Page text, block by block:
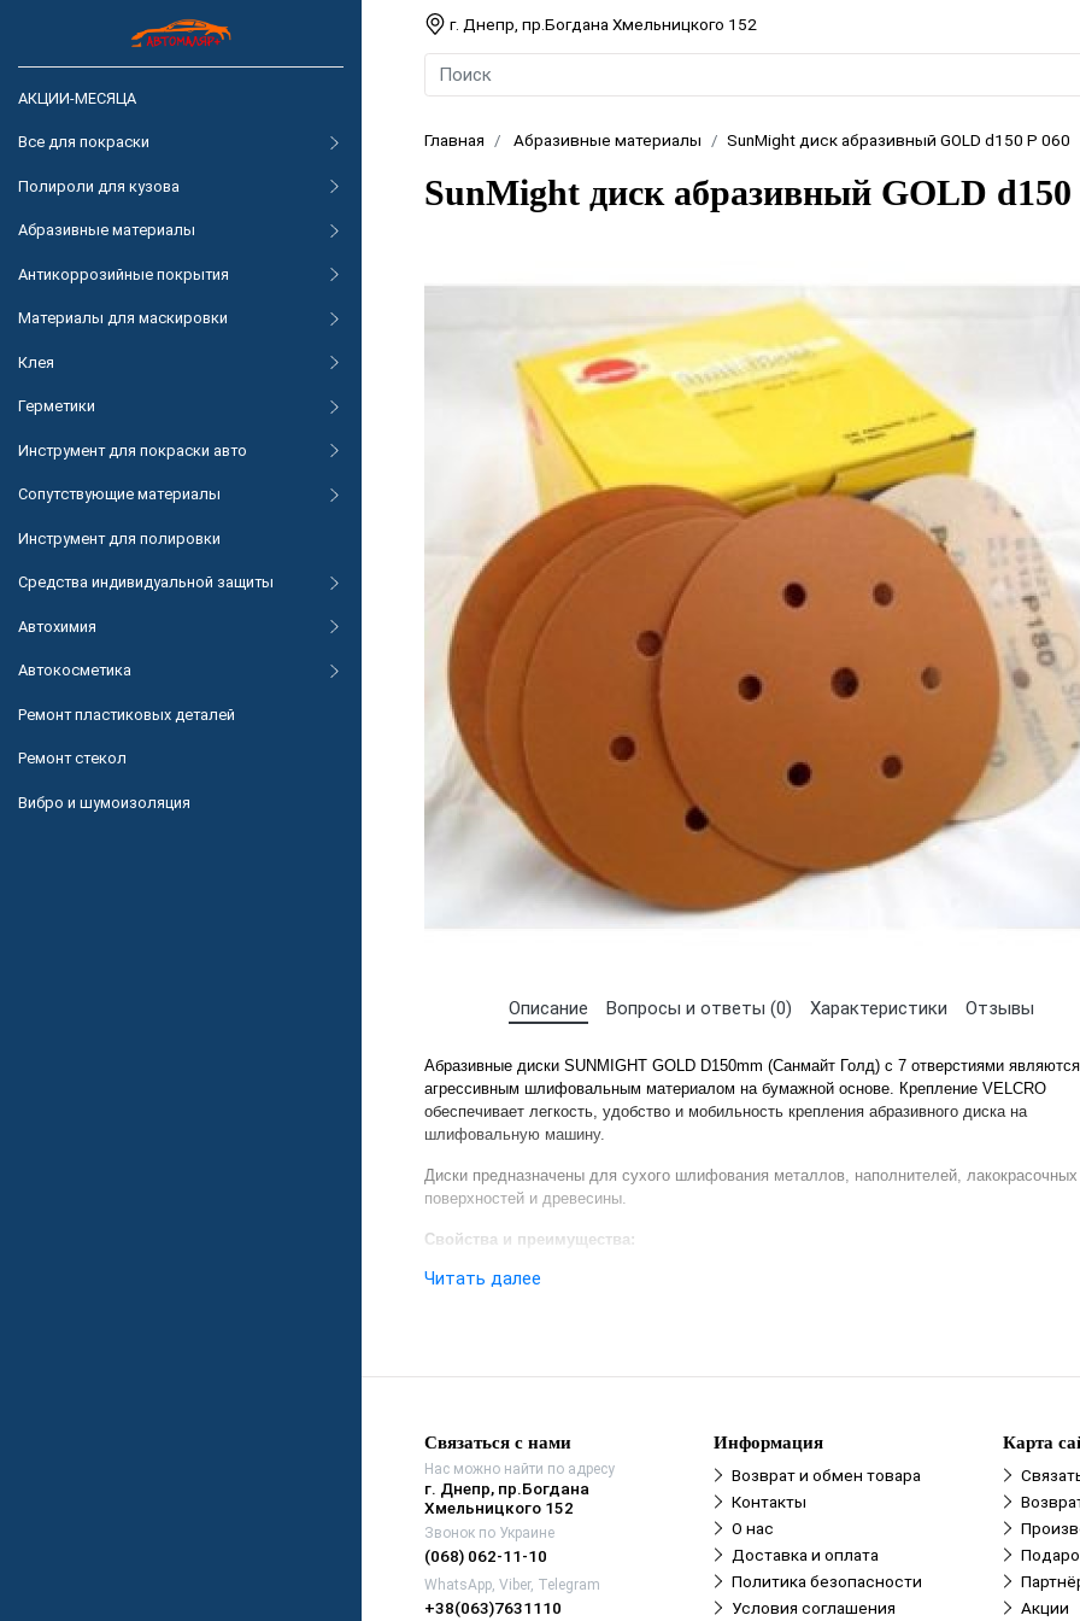
АКЦИИ-МЕСЯЦА
Все для покраски
Полироли для кузова
Абразивные материалы
Антикоррозийные покрытия
Материалы для маскировки
Клея
Герметики
Инструмент для покраски авто
Сопутствующие материалы
Инструмент для полировки
Средства индивидуальной защиты
Автохимия
Автокосметика
Ремонт пластиковых деталей
Ремонт стекол
Вибро и шумоизоляция
г. Днепр, пр.Богдана Хмельницкого 152
Главная Абразивные материалы SunMight диск абразивный GOLD d150 P 060
SunMight диск абразивный GOLD d150
Выберите язык магазина
UA
Описание Вопросы и ответы (0) Характеристики Отзывы
Абразивные диски SUNMIGHT GOLD D150mm (Санмайт Голд) с 7 отверстиями являются
агрессивным шлифовальным материалом на бумажной основе. Крепление VELCRO
обеспечивает легкость, удобство и мобильность крепления абразивного диска на
шлифовальную машину.
Диски предназначены для сухого шлифования металлов, наполнителей, лакокрасочных
поверхностей и древесины.
Свойства и преимущества:
эффективное удаление обрабатываемого материала при высококачественном
Читать далее
Связаться с нами
Нас можно найти по адресу
г. Днепр, пр.Богдана
Хмельницкого 152
Звонок по Украине
(068) 062-11-10
WhatsApp, Viber, Telegram
+38(063)7631110
Информация
Возврат и обмен товара
Контакты
О нас
Доставка и оплата
Политика безопасности
Условия соглашения
Карта
Акции